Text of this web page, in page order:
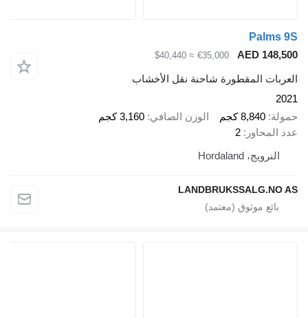
Palms 9S
AED 148,500
€35,000
≈ $40,440
العربات المقطورة شاحنة نقل الأخشاب
2021
حمولة 8,840 كجم الوزن الصافي 3,160 كجم
عدد المحاور
2
النرويج، Hordaland
LANDBRUKSSALG.NO AS